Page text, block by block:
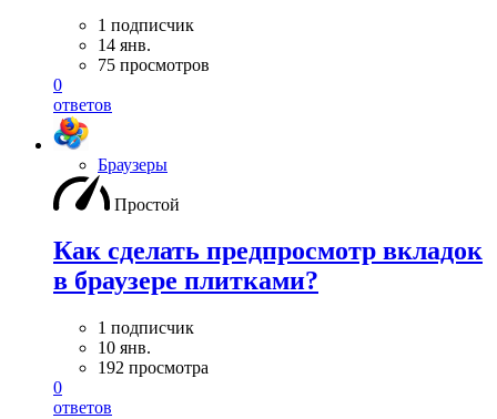
1 подписчик
14 янв.
75 просмотров
0
ответов
Браузеры
Простой
Как сделать предпросмотр вкладок
в браузере плитками?
1 подписчик
10 янв.
192 просмотра
0
ответов